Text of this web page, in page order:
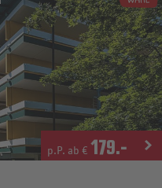
p.P. ab € 179.-